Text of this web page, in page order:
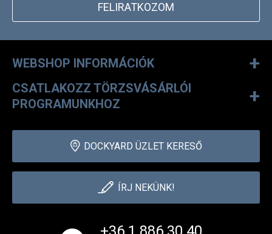
FELIRATKOZOM
WEBSHOP INFORMÁCIÓK +
CSATLAKOZZ TÖRZSVÁSÁRLÓI
PROGRAMUNKHOZ
+
DOCKYARD ÜZLET KERESŐ
ÍRJ NEKÜNK!